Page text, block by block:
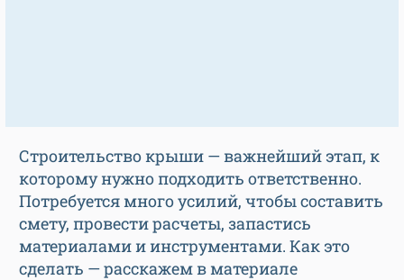
Строительство крыши — важнейший этап, к
которому нужно подходить ответственно.
Потребуется много усилий, чтобы составить
смету, провести расчеты, запастись
материалами и инструментами. Как это
сделать — расскажем в материале